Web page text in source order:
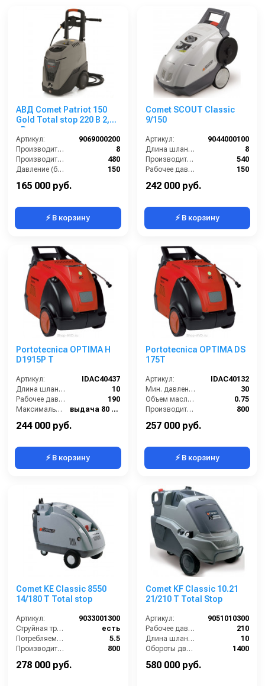
АВД Comet Patriot 150
Gold Total stop 220 В 2,3
кВт
Артикул:
9069000200
Производительность (л/мин):
8
Производительность (л/ч):
480
Давление (бар):
150
165 000 руб.
⚡ В корзину
Comet SCOUT Classic
9/150
Артикул:
9044000100
Длина шланга ВД (м):
8
Производительность (л/ч):
540
Рабочее давление (бар):
150
242 000 руб.
⚡ В корзину
Portotecnica OPTIMA H
D1915P T
Артикул:
IDAC40437
Длина шланга ВД (м):
10
Рабочее давление (бар):
190
Максимальная температура воды (°C):
выдача 80 / паровая ступень 140
244 000 руб.
⚡ В корзину
Portotecnica OPTIMA DS
175T
Артикул:
IDAC40132
Мин. давление (бар):
30
Объем масла для насоса (л):
0.75
Производительность (л/ч):
800
257 000 руб.
⚡ В корзину
Comet KE Classic 8550
14/180 T Total stop
Артикул:
9033001300
Струйная трубка (копьё):
есть
Потребляемая мощность (Вт):
5.5
Производительность (л/ч):
800
278 000 руб.
Comet KF Classic 10.21
21/210 T Total Stop
Артикул:
9051010300
Рабочее давление (бар):
210
Длина шланга (м):
10
Обороты двигателя (об/мин):
1400
580 000 руб.